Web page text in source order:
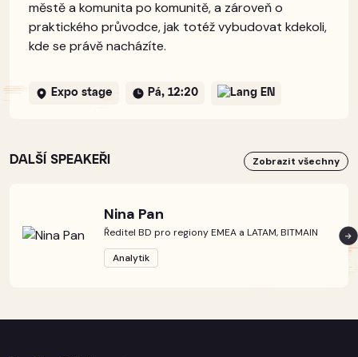
městě a komunita po komunitě, a zároveň o
praktického průvodce, jak totéž vybudovat kdekoli,
kde se právě nacházíte.
Expo stage Pá, 12:20 EN
DALŠÍ SPEAKEŘI Zobrazit všechny
Nina Pan
Ředitel BD pro regiony EMEA a LATAM, BITMAIN
Analytik